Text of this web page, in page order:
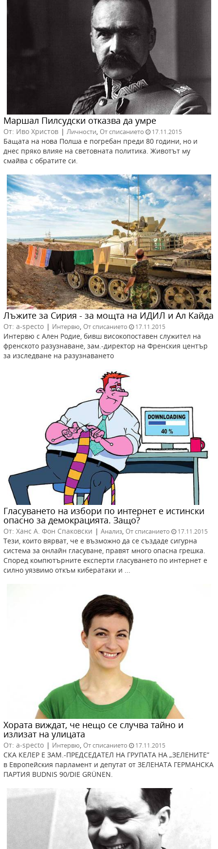
Маршал Пилсудски отказва да умре
От: Иво Христов | Личности, От списанието 17.11.2015
Бащата на нова Полша е погребан преди 80 години, но и
днес пряко влияе на световната политика. Животът му
смайва с обратите си.
Лъжите за Сирия - за мощта на ИДИЛ и Ал Кайда
От: a-specto | Интервю, От списанието 17.11.2015
Интервю с Ален Родие, бивш високопоставен служител на
френското разузнаване, зам.-директор на Френския център
за изследване на разузнаването
Гласуването на избори по интернет е истински
опасно за демокрацията. Защо?
От: Ханс А. Фон Спаковски | Анализ От списанието 17.11.2015
Тези, които вярват, че е възможно да се създаде сигурна
система за онлайн гласуване, правят много опасна грешка.
Според компютърните експерти гласуването по интернет е
силно уязвимо откъм кибератаки и ...
Хората виждат, че нещо се случва тайно и
излизат на улицата
От: a-specto | Интервю От списанието 17.11.2015
СКА КЕЛЕР Е ЗАМ.-ПРЕДСЕДАТЕЛ НА ГРУПАТА НА „ЗЕЛЕНИТЕ”
в Европейския парламент и депутат от ЗЕЛЕНАТА ГЕРМАНСКА
ПАРТИЯ BUDNIS 90/DIE GRÜNEN.